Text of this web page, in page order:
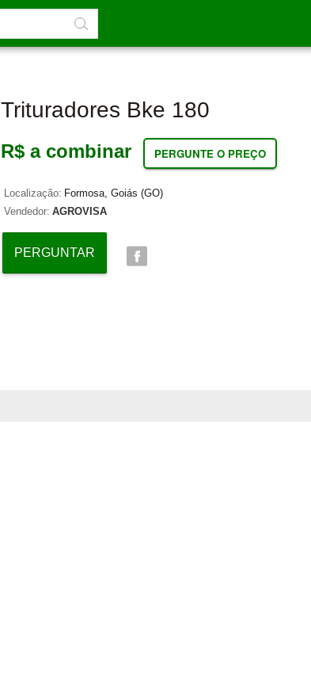
Trituradores Bke 180
R$ a combinar PERGUNTE O PREÇO
Localização: Formosa, Goiás (GO)
Vendedor: AGROVISA
PERGUNTAR